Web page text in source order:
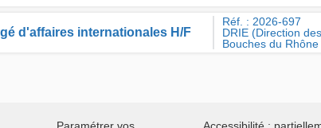
d'affaires internationales H/F
Réf. : 2026-697
DRIE (Direction
Bouches du Rhône